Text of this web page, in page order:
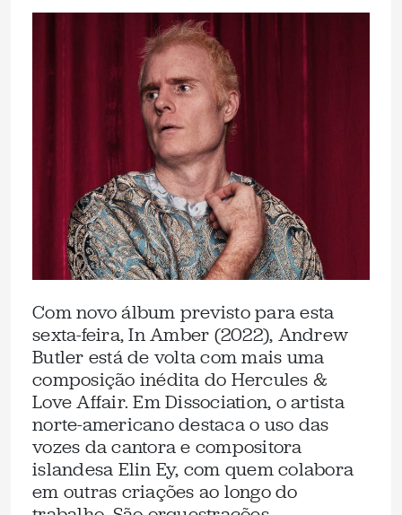
Com novo álbum previsto para esta
sexta-feira, In Amber (2022), Andrew
Butler está de volta com mais uma
composição inédita do Hercules &
Love Affair. Em Dissociation, o artista
norte-americano destaca o uso das
vozes da cantora e compositora
islandesa Elin Ey, com quem colabora
em outras criações ao longo do